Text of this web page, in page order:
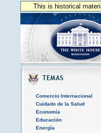
This is historical
Comercio Internacional
Cuidado de la Salud
Economía
Educación
Energía